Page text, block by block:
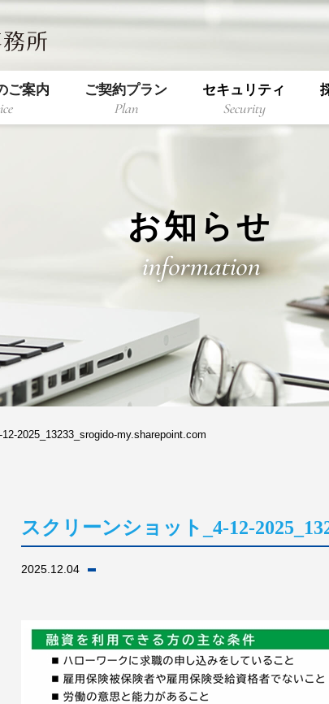
ご案内 ご契約プラン
Plan
セキュリティ
Security
お知らせ
information
2025_13233_srogido-my.sharepoint.com
スクリーンショット_4-12-
2025.12.04